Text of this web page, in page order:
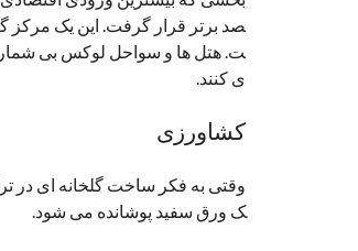
صد برتر قرار گرفت. این یک مرکز
ت. هتل ها و سواحل لوکس بی
ی کنند.
کشاورزی
وقتی به فکر ساخت گلخانه ای در
ک ورق سفید پوشانده می شود.